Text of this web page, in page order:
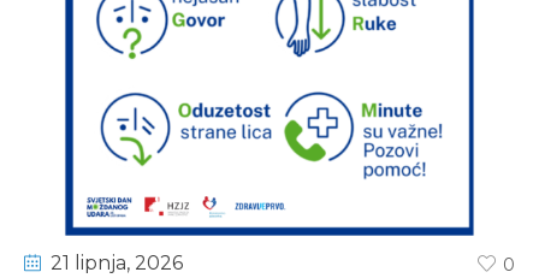
21 lipnja, 2026 0